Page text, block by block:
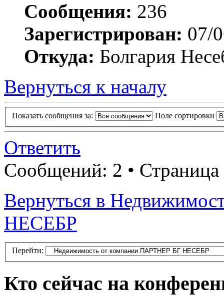
Сообщения: 236
Зарегистрирован: 07/
Откуда: Болгария
Вернуться к началу
Показать сообщения за: Поле сортировки
Ответить
Сообщений: 2 • Страница
Вернуться в
НЕСЕБР
Перейти:
Кто сейчас на